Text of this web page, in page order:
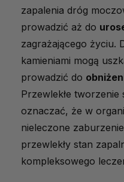
zapalenia dróg
prowadzić aż do
zagrażającego życiu.
kamieniami mogą
prowadzić do
Przewlekłe tworzenie
oznaczać, że w
nieleczone
przewlekły stan
kompleksowego